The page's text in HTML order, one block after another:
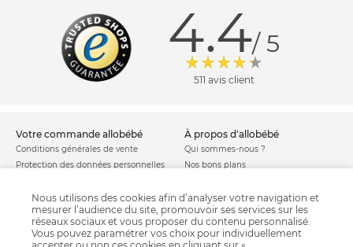
4.4/ 5
511 avis client
votre commande allobébé
Conditions générales de vente
Protection des données personnelles
Politique de cookies
Modes de livraison
Moyens de paiement
Garantie stock & produit
à propos d'allobébé
Qui sommes-nous ?
Nos bons plans
Mentions légales
Comment se protéger du phishing ?
Soldes allobébé
Nous utilisons des cookies afin d’analyser votre navigation et
mesurer l’audience du site, promouvoir ses services sur les
réseaux sociaux et vous proposer du contenu personnalisé.
Vous pouvez paramétrer vos choix pour individuellement